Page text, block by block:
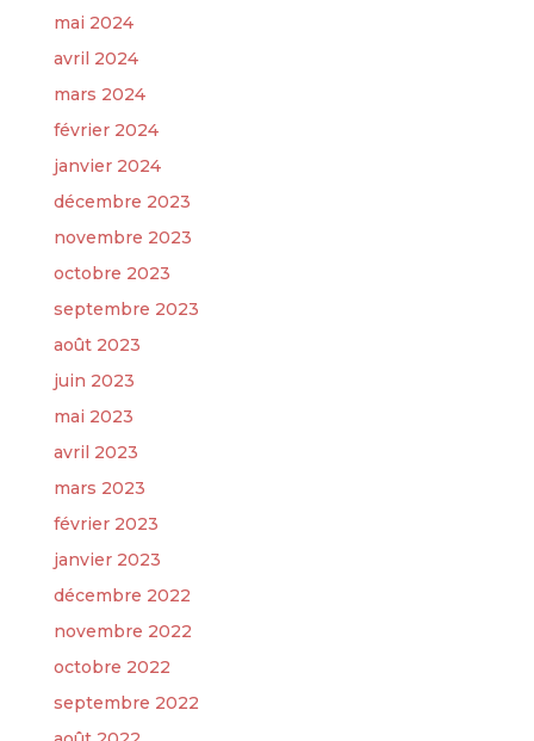
mai 2024
avril 2024
mars 2024
février 2024
janvier 2024
décembre 2023
novembre 2023
octobre 2023
septembre 2023
août 2023
juin 2023
mai 2023
avril 2023
mars 2023
février 2023
janvier 2023
décembre 2022
novembre 2022
octobre 2022
septembre 2022